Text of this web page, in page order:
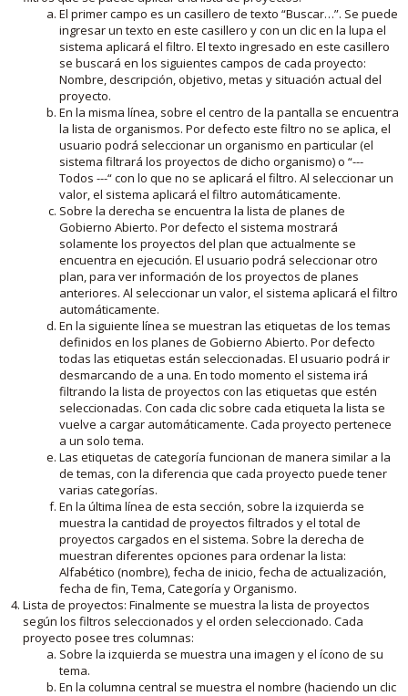
El primer campo es un casillero de texto “Buscar…”. Se puede
ingresar un texto en este casillero y con un clic en la lupa el
sistema aplicará el filtro. El texto ingresado en este casillero
se buscará en los siguientes campos de cada proyecto:
Nombre, descripción, objetivo, metas y situación actual del
proyecto.
En la misma línea, sobre el centro de la pantalla se encuentra
la lista de organismos. Por defecto este filtro no se aplica, el
usuario podrá seleccionar un organismo en particular (el
sistema filtrará los proyectos de dicho organismo) o “---
Todos ---“ con lo que no se aplicará el filtro. Al seleccionar un
valor, el sistema aplicará el filtro automáticamente.
Sobre la derecha se encuentra la lista de planes de
Gobierno Abierto. Por defecto el sistema mostrará
solamente los proyectos del plan que actualmente se
encuentra en ejecución. El usuario podrá seleccionar otro
plan, para ver información de los proyectos de planes
anteriores. Al seleccionar un valor, el sistema aplicará el filtro
automáticamente.
En la siguiente línea se muestran las etiquetas de los temas
definidos en los planes de Gobierno Abierto. Por defecto
todas las etiquetas están seleccionadas. El usuario podrá ir
desmarcando de a una. En todo momento el sistema irá
filtrando la lista de proyectos con las etiquetas que estén
seleccionadas. Con cada clic sobre cada etiqueta la lista se
vuelve a cargar automáticamente. Cada proyecto pertenece
a un solo tema.
Las etiquetas de categoría funcionan de manera similar a la
de temas, con la diferencia que cada proyecto puede tener
varias categorías.
En la última línea de esta sección, sobre la izquierda se
muestra la cantidad de proyectos filtrados y el total de
proyectos cargados en el sistema. Sobre la derecha de
muestran diferentes opciones para ordenar la lista:
Alfabético (nombre), fecha de inicio, fecha de actualización,
fecha de fin, Tema, Categoría y Organismo.
Lista de proyectos: Finalmente se muestra la lista de proyectos
según los filtros seleccionados y el orden seleccionado. Cada
proyecto posee tres columnas:
Sobre la izquierda se muestra una imagen y el ícono de su
tema.
En la columna central se muestra el nombre (haciendo un clic